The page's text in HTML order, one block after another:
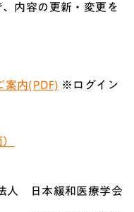
内容の更新・変更を
案内(PDF) ※ログイン
人 日本緩和医療学会